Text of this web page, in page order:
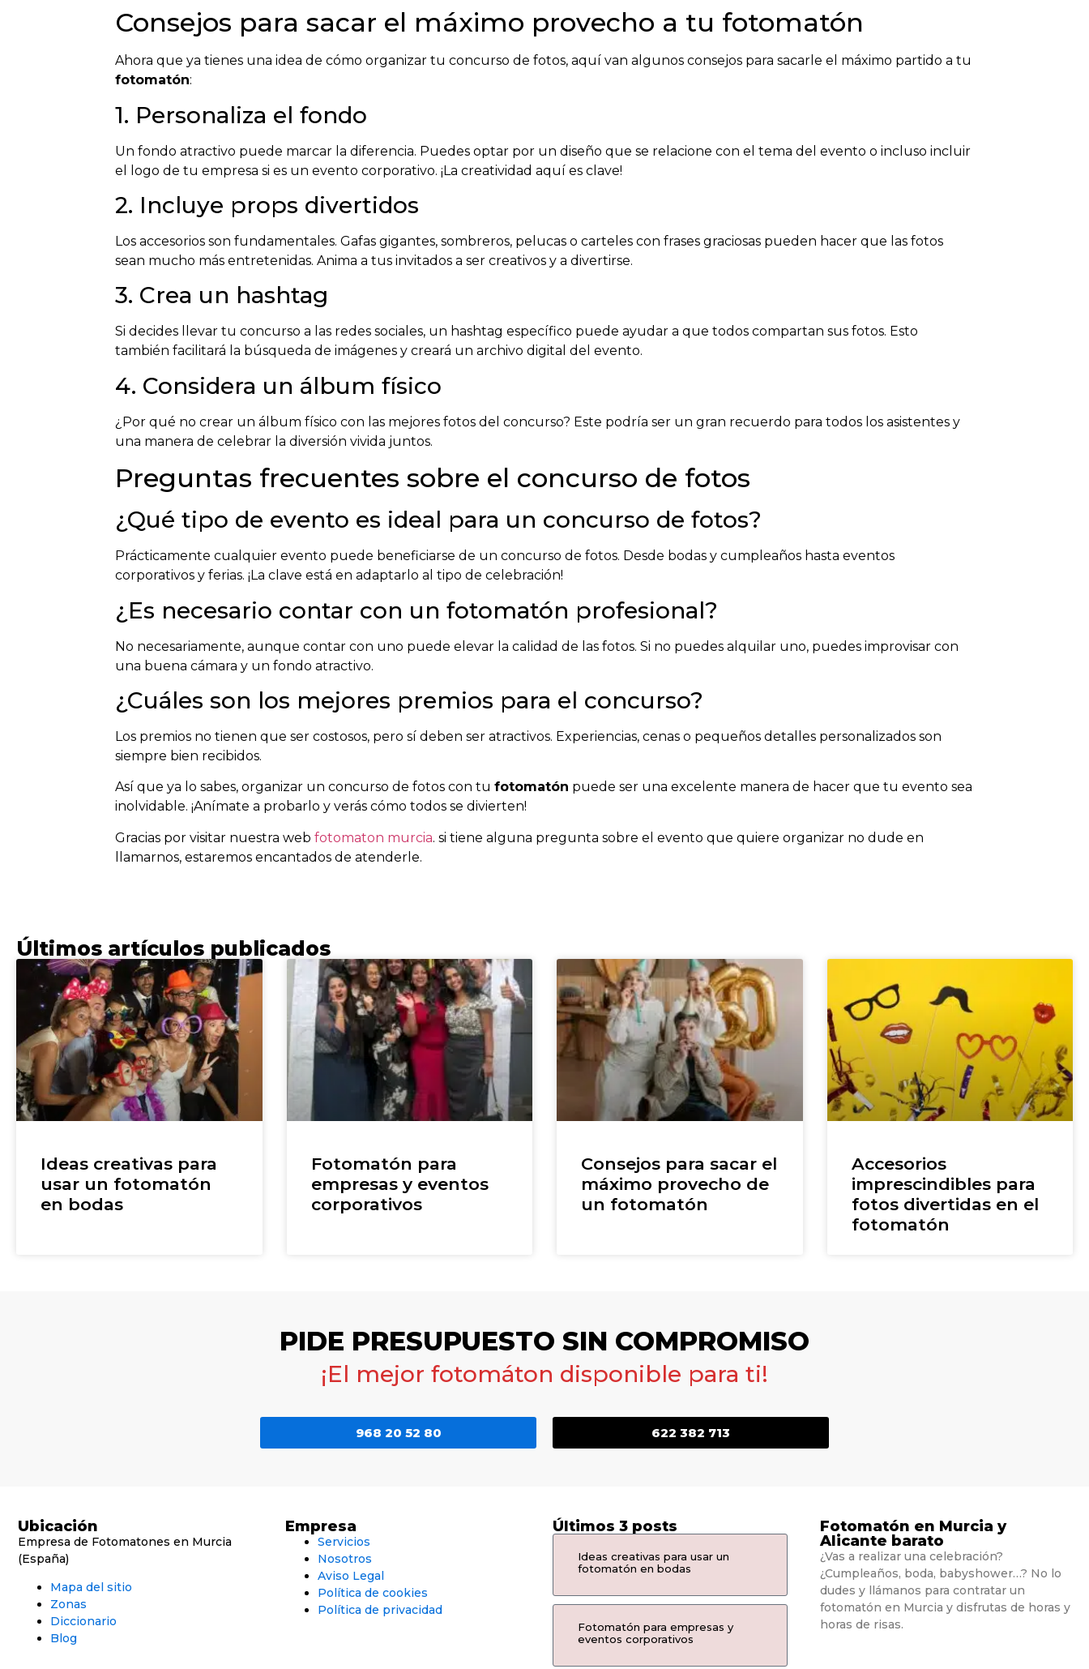
Consejos para sacar el máximo provecho a tu fotomatón
Ahora que ya tienes una idea de cómo organizar tu concurso de fotos, aquí van algunos consejos para sacarle el máximo partido a tu
fotomatón:
1. Personaliza el fondo
Un fondo atractivo puede marcar la diferencia. Puedes optar por un diseño que se relacione con el tema del evento o incluso incluir
el logo de tu empresa si es un evento corporativo. ¡La creatividad aquí es clave!
2. Incluye props divertidos
Los accesorios son fundamentales. Gafas gigantes, sombreros, pelucas o carteles con frases graciosas pueden hacer que las fotos
sean mucho más entretenidas. Anima a tus invitados a ser creativos y a divertirse.
3. Crea un hashtag
Si decides llevar tu concurso a las redes sociales, un hashtag específico puede ayudar a que todos compartan sus fotos. Esto
también facilitará la búsqueda de imágenes y creará un archivo digital del evento.
4. Considera un álbum físico
¿Por qué no crear un álbum físico con las mejores fotos del concurso? Este podría ser un gran recuerdo para todos los asistentes y
una manera de celebrar la diversión vivida juntos.
Preguntas frecuentes sobre el concurso de fotos
¿Qué tipo de evento es ideal para un concurso de fotos?
Prácticamente cualquier evento puede beneficiarse de un concurso de fotos. Desde bodas y cumpleaños hasta eventos
corporativos y ferias. ¡La clave está en adaptarlo al tipo de celebración!
¿Es necesario contar con un fotomatón profesional?
No necesariamente, aunque contar con uno puede elevar la calidad de las fotos. Si no puedes alquilar uno, puedes improvisar con
una buena cámara y un fondo atractivo.
¿Cuáles son los mejores premios para el concurso?
Los premios no tienen que ser costosos, pero sí deben ser atractivos. Experiencias, cenas o pequeños detalles personalizados son
siempre bien recibidos.
Así que ya lo sabes, organizar un concurso de fotos con tu fotomatón puede ser una excelente manera de hacer que tu evento sea
inolvidable. ¡Anímate a probarlo y verás cómo todos se divierten!
Gracias por visitar nuestra web fotomaton murcia. si tiene alguna pregunta sobre el evento que quiere organizar no dude en
llamarnos, estaremos encantados de atenderle.
Últimos artículos publicados
Ideas creativas para
usar un fotomatón
en bodas
Fotomatón para
empresas y eventos
corporativos
Consejos para sacar el
máximo provecho de
un fotomatón
Accesorios
imprescindibles para
fotos divertidas en el
fotomatón
PIDE PRESUPUESTO SIN COMPROMISO
¡El mejor fotomáton disponible para ti!
622 382 713
968 20 52 80
Ubicación
Empresa de Fotomatones en Murcia
(España)
Mapa del sitio
Zonas
Diccionario
Blog
Empresa
Servicios
Nosotros
Aviso Legal
Política de cookies
Política de privacidad
Últimos 3 posts
Ideas creativas para usar un
fotomatón en bodas
Fotomatón para empresas y
eventos corporativos
Fotomatón en Murcia y
Alicante barato
¿Vas a realizar una celebración?
¿Cumpleaños, boda, babyshower…? No lo
dudes y llámanos para contratar un
fotomatón en Murcia y disfrutas de horas y
horas de risas.